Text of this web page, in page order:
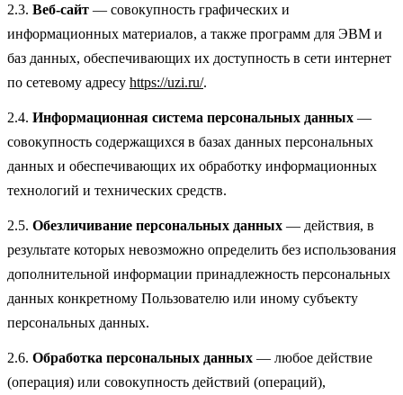
2.3. Веб-сайт — совокупность графических и
информационных материалов, а также программ для ЭВМ и
баз данных, обеспечивающих их доступность в сети интернет
по сетевому адресу https://uzi.ru/.
2.4. Информационная система персональных данных —
совокупность содержащихся в базах данных персональных
данных и обеспечивающих их обработку информационных
технологий и технических средств.
2.5. Обезличивание персональных данных — действия, в
результате которых невозможно определить без использования
дополнительной информации принадлежность персональных
данных конкретному Пользователю или иному субъекту
персональных данных.
2.6. Обработка персональных данных — любое действие
(операция) или совокупность действий (операций),